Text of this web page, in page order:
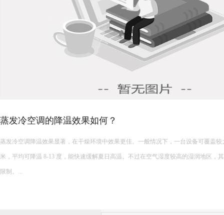
环保空调降温原理
环保空调的降温原理主要基于水蒸发吸热的特性，以下是对其降温原理的详细解释： 一、核心原理 环保空调
内部配置有湿润的过滤媒介，如湿帘或湿纱窗。当风扇吹出的风经过这些湿润的媒